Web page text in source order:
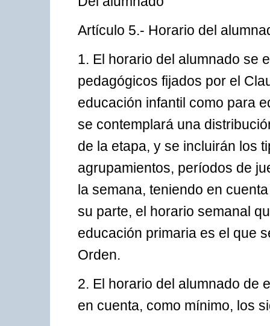
Artículo 5.- Horario del
1. El horario del alumnado se
pedagógicos fijados por el
educación infantil como para
se contemplará una
de la etapa, y se incluirán los
agrupamientos, períodos de
la semana, teniendo en
su parte, el horario semanal
educación primaria es el que
Orden.
2. El horario del alumnado de
en cuenta, como mínimo, los